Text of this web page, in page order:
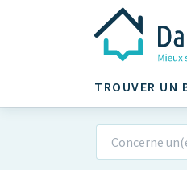
TROUVER UN
Concerne